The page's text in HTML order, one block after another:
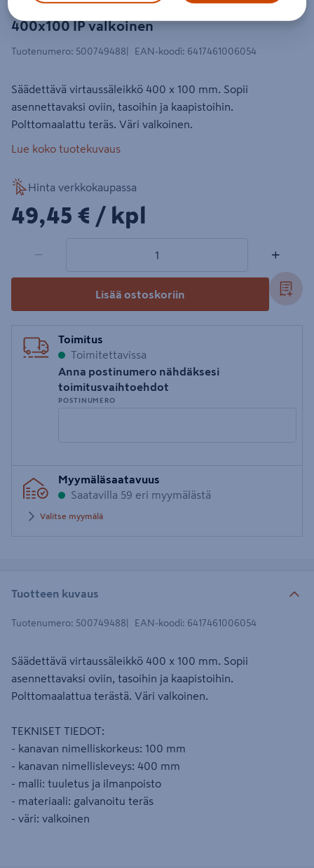
Virtaussäleikkö FläktGroup HSO
400x100 IP valkoinen
Tuotenumero: 500749488 EAN-koodi: 6417461006054
Säädettävä virtaussäleikkö 400 x 100 mm. Sopii
asennettavaksi oviin, tasoihin ja kaapistoihin.
Polttomaalattu teräs. Väri valkoinen.
Lue koko tuotekuvaus
Hinta verkkokaupassa
49,45€/kpl
49,45 € / kpl
− +
Lisää ostoskoriin
Toimitus
Toimitettavissa
Anna postinumero nähdäksesi
toimitusvaihtoehdot
POSTINUMERO
postinumero
Myymäläsaatavuus
Saatavilla 59 eri myymälästä
Valitse myymälä
Tuotteen kuvaus
Tuotenumero: 500749488 EAN-koodi: 6417461006054
Säädettävä virtaussäleikkö 400 x 100 mm. Sopii
asennettavaksi oviin, tasoihin ja kaapistoihin.
Polttomaalattua terästä. Väri valkoinen.
TEKNISET TIEDOT:
- kanavan nimelliskorkeus: 100 mm
- kanavan nimellisleveys: 400 mm
- malli: tuuletus ja ilmanpoisto
- materiaali: galvanoitu teräs
- väri: valkoinen